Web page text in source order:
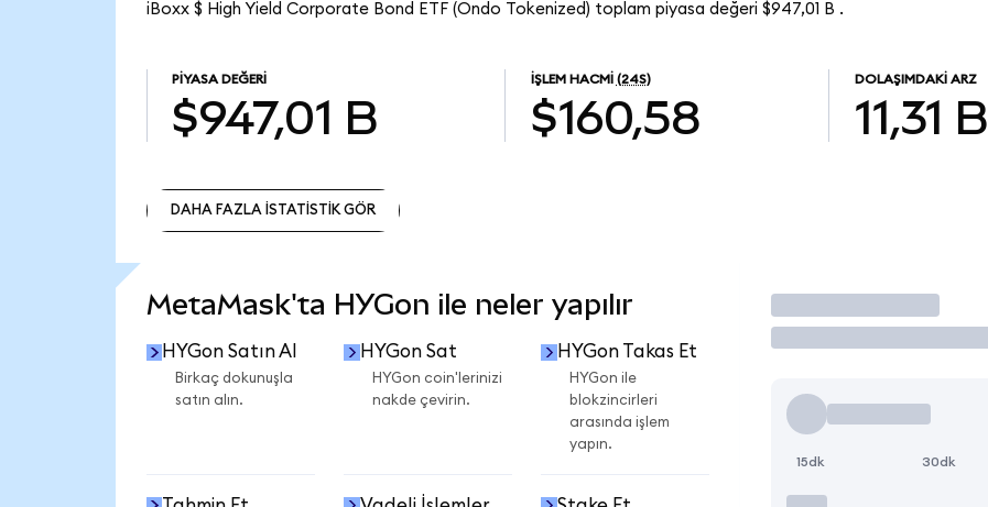
iBoxx $ High Yield Corporate Bond ETF (Ondo Tokenized) toplam piyasa değeri $947,01 B .
PIYASA DEĞERI
$947,01 B
İŞLEM HACMI (24S)
$160,58
DOLAŞIMDAKI ARZ
11,31 B
DAHA FAZLA İSTATİSTİK GÖR
MetaMask'ta HYGon ile neler yapılır
HYGon Satın Al
Birkaç dokunuşla
satın alın.
HYGon Sat
HYGon coin'lerinizi
nakde çevirin.
HYGon Takas Et
HYGon ile
blokzincirleri
arasında işlem
yapın.
İşlem Yap
15dk 30dk